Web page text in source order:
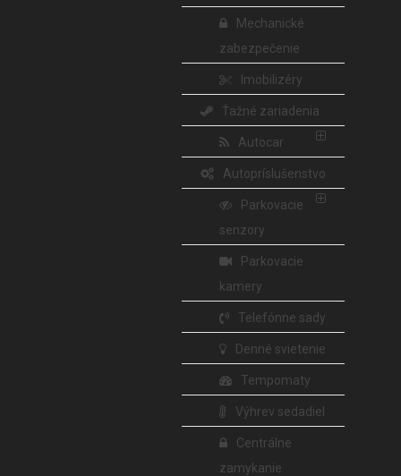
Mechanické
zabezpečenie
Imobilizéry
Ťažné zariadenia
Autocar
Autopríslušenstvo
Parkovacie
senzory
Parkovacie
kamery
Telefónne sady
Denné svietenie
Tempomaty
Výhrev sedadiel
Centrálne
zamykanie